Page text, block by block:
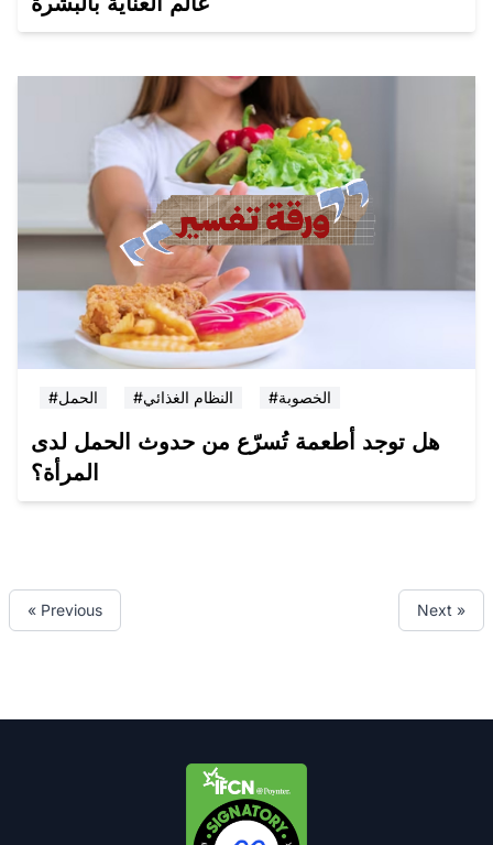
#الحمل #النظام الغذائي #الخصوبة
هل توجد أطعمة تُسرّع من حدوث الحمل لدى
المرأة؟
« Previous Next »